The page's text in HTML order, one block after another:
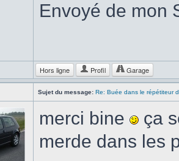
Envoyé de mon
Hors ligne Profil Garage
Sujet du message: Re: Buée dans le répétiteur
merci bine
ça
merde dans les